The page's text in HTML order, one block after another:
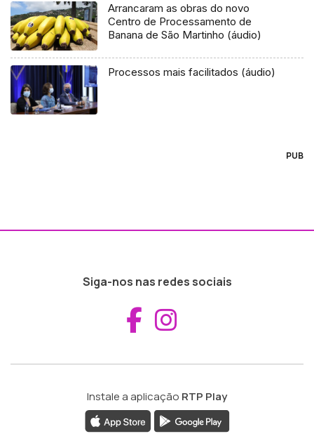
Arrancaram as obras do novo
Centro de Processamento de
Banana de São Martinho (áudio)
Processos mais facilitados (áudio)
PUB
Siga-nos nas redes sociais
Aceder ao
Instale a aplicação RTP Play